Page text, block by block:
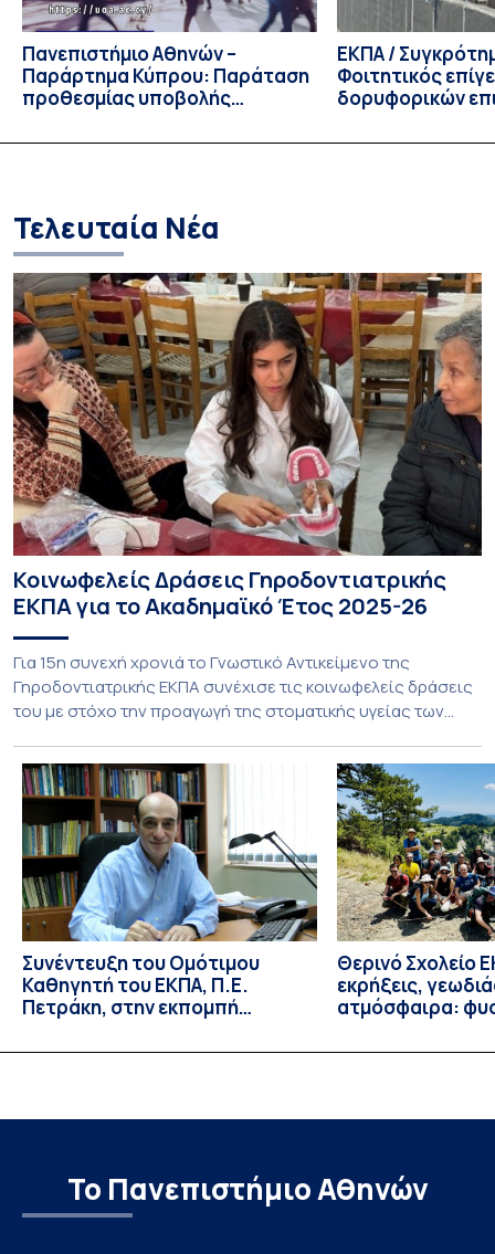
Πανεπιστήμιο Αθηνών –
Παράρτημα Κύπρου: Παράταση
προθεσμίας υποβολής
υποψηφίων
ΕΚΠΑ /
Φοιτητικός
δορυφορικών
Τελευταία Νέα
Κοινωφελείς Δράσεις Γηροδοντιατρικής
ΕΚΠΑ για το Ακαδημαϊκό Έτος 2025-26
Για 15η συνεχή χρονιά το Γνωστικό Αντικείμενο της
Γηροδοντιατρικής ΕΚΠΑ συνέχισε τις κοινωφελείς δράσεις
του με στόχο την προαγωγή της στοματικής υγείας των
υποχρεωτικής «κοινωφελούς μάθησης» στο μάθημα της
Γηροδοντιατρικής 10ου εξαμήνου, περιλάμβανε
εκπαιδευτικές δραστηριότητες στο Γηροκομείο-
Πτωχοκομείο Αθηνών, στο Οδοντιατρικό Τμήμα/Μονάδα
ΑΜΕΑ Ενηλίκων Ασκληπιείου Βούλας, στο Κέντρο
Γηριατρικής […]
Συνέντευξη του Ομότιμου
Καθηγητή του ΕΚΠΑ, Π.Ε.
Πετράκη, στην εκπομπή
Θερινό Σχολείο
εκρήξεις,
ατμόσφαιρα:
βιολογικές
Το Πανεπιστήμιο Αθηνών